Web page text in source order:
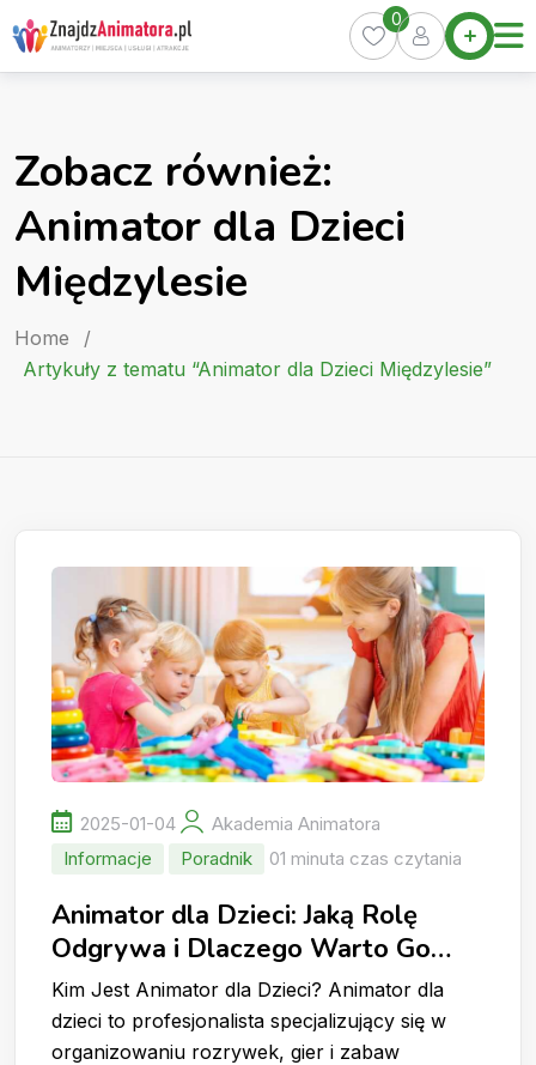
Skip
to
content
Home
Oferty
Kurs
0
Zobacz również:
Animator dla Dzieci
Międzylesie
Home
/
Artykuły z tematu “Animator dla Dzieci Międzylesie”
2025-01-04
Akademia Animatora
Informacje
Poradnik 01 minuta czas czytania
Animator dla Dzieci: Jaką Rolę
Odgrywa i Dlaczego Warto Go
Wynająć?
Kim Jest Animator dla Dzieci? Animator dla
dzieci to profesjonalista specjalizujący się w
organizowaniu rozrywek, gier i zabaw